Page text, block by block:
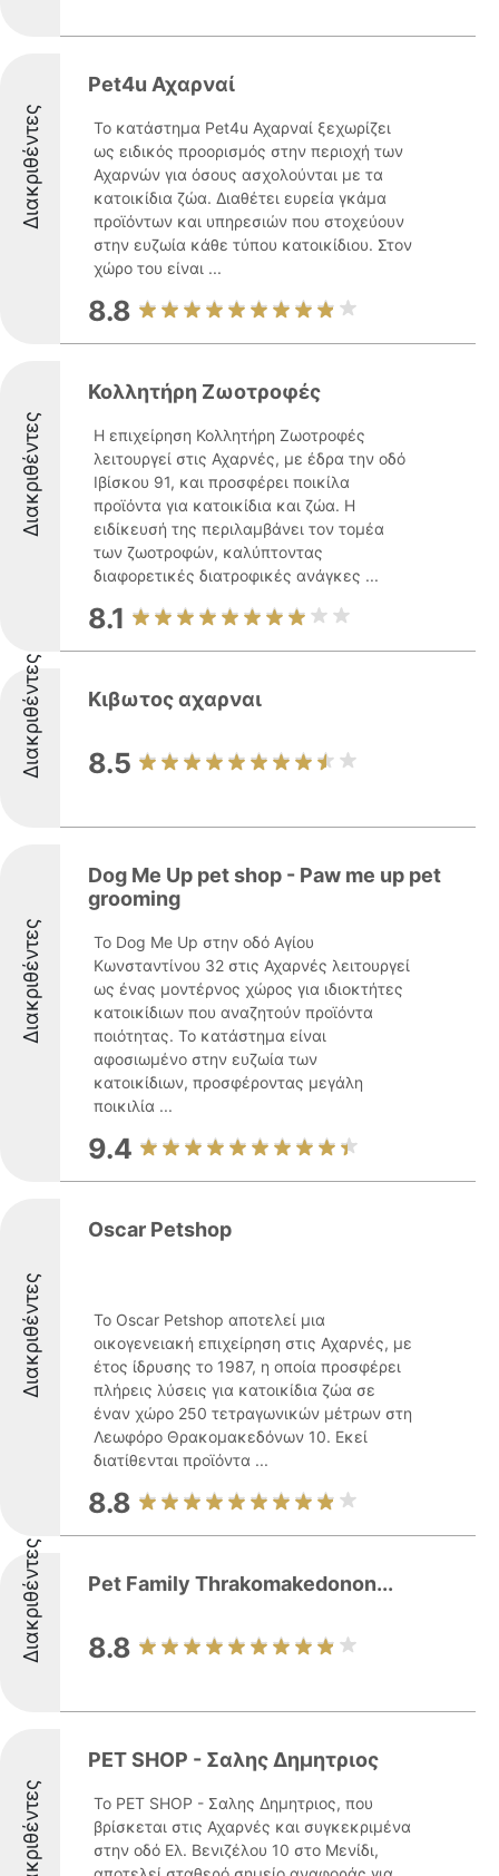
Διακριθέντες
Pet4u Αχαρναί
Το κατάστημα Pet4u Αχαρναί ξεχωρίζει
ως ειδικός προορισμός στην περιοχή των
Αχαρνών για όσους ασχολούνται με τα
κατοικίδια ζώα. Διαθέτει ευρεία γκάμα
προϊόντων και υπηρεσιών που στοχεύουν
στην ευζωία κάθε τύπου κατοικίδιου. Στον
χώρο του είναι ...
8.8
Διακριθέντες
Κολλητήρη Ζωοτροφές
Η επιχείρηση Κολλητήρη Ζωοτροφές
λειτουργεί στις Αχαρνές, με έδρα την οδό
Ιβίσκου 91, και προσφέρει ποικίλα
προϊόντα για κατοικίδια και ζώα. Η
ειδίκευσή της περιλαμβάνει τον τομέα
των ζωοτροφών, καλύπτοντας
διαφορετικές διατροφικές ανάγκες ...
8.1
Διακριθέντες Κιβωτος αχαρναι
8.5
Διακριθέντες
Dog Me Up pet shop - Paw me up pet
grooming
Το Dog Me Up στην οδό Αγίου
Κωνσταντίνου 32 στις Αχαρνές λειτουργεί
ως ένας μοντέρνος χώρος για ιδιοκτήτες
κατοικίδιων που αναζητούν προϊόντα
ποιότητας. Το κατάστημα είναι
αφοσιωμένο στην ευζωία των
κατοικίδιων, προσφέροντας μεγάλη
ποικιλία ...
9.4
Διακριθέντες
Oscar Petshop
Το Oscar Petshop αποτελεί μια
οικογενειακή επιχείρηση στις Αχαρνές, με
έτος ίδρυσης το 1987, η οποία προσφέρει
πλήρεις λύσεις για κατοικίδια ζώα σε
έναν χώρο 250 τετραγωνικών μέτρων στη
Λεωφόρο Θρακομακεδόνων 10. Εκεί
διατίθενται προϊόντα ...
8.8
Διακριθέντες Pet Family Thrakomakedonon...
8.8
Διακριθέντες
PET SHOP - Σαλης Δημητριος
Το PET SHOP - Σαλης Δημητριος, που
βρίσκεται στις Αχαρνές και συγκεκριμένα
στην οδό Ελ. Βενιζέλου 10 στο Μενίδι,